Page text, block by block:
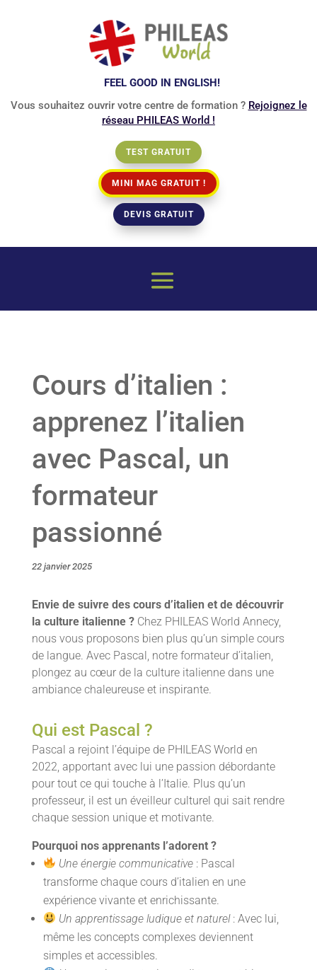
FEEL GOOD IN ENGLISH!
Vous souhaitez ouvrir votre centre de formation ? Rejoignez le
réseau PHILEAS World !
TEST GRATUIT
MINI MAG GRATUIT !
DEVIS GRATUIT
Cours d’italien :
apprenez l’italien
avec Pascal, un
formateur
passionné
22 janvier 2025
Envie de suivre des cours d’italien et de découvrir
la culture italienne ?Chez PHILEAS World Annecy,
nous vous proposons bien plus qu’un simple cours
de langue. Avec Pascal, notre formateur d’italien,
plongez au cœur de la culture italienne dans une
ambiance chaleureuse et inspirante.
Qui est Pascal ?
Pascal a rejoint l’équipe de PHILEAS World en
2022, apportant avec lui une passion débordante
pour tout ce qui touche à l’Italie. Plus qu’un
professeur, il est un éveilleur culturel qui sait rendre
chaque session unique et motivante.
Pourquoi nos apprenants l’adorent ?
Une énergie communicative : Pascal
transforme chaque cours d’italien en une
expérience vivante et enrichissante.
Un apprentissage ludique et naturel: Avec lui,
même les concepts complexes deviennent
simples et accessibles.